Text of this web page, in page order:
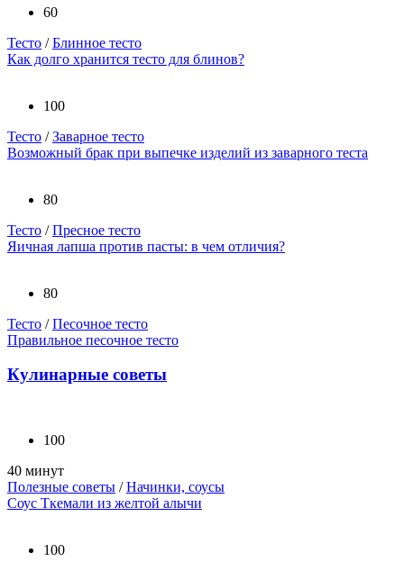
60
Тесто /Блинное тесто
Как долго хранится тесто для блинов?
100
Тесто /Заварное тесто
Возможный брак при выпечке изделий из заварного теста
80
Тесто /Пресное тесто
Яичная лапша против пасты: в чем отличия?
80
Тесто /Песочное тесто
Правильное песочное тесто
Кулинарные советы
100
40 минут
Полезные советы /Начинки, соусы
Соус Ткемали из желтой алычи
100